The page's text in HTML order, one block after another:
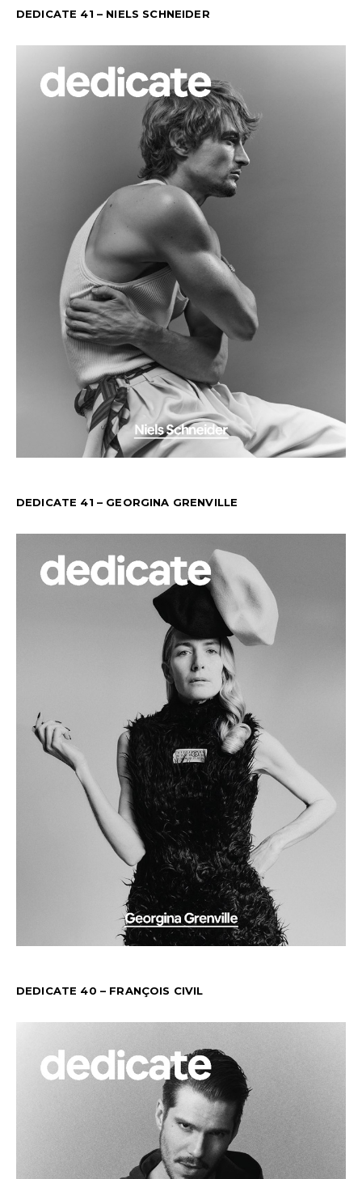
DEDICATE 41 – NIELS SCHNEIDER
DEDICATE 41 – GEORGINA GRENVILLE
DEDICATE 40 – FRANÇOIS CIVIL